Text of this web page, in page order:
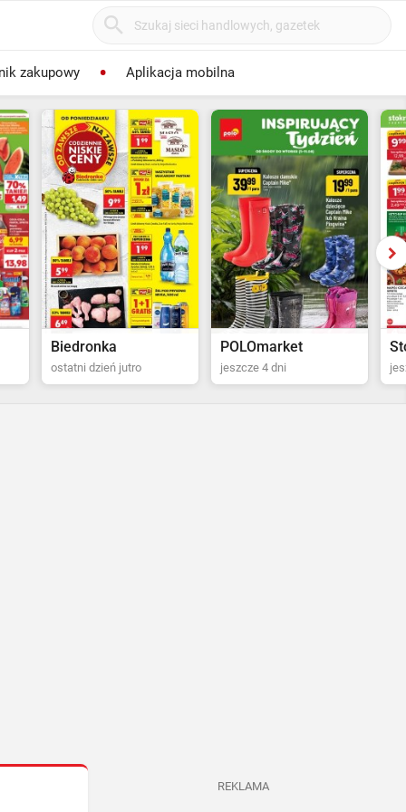
zakupowy Aplikacja mobilna
POLOmarket
jeszcze 4 dni jeszcze 5 dni za
REKLAMA